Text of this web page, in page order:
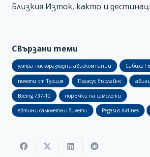
Близкия Изток, както и
Свързани теми
ултра нискоразходни авиокомпании Сабиха
полети от Турция Пегасус Еърлайнс
Boeing 737-10 поръчки на самолети
евтини самолетни билети Pegasus Airlines